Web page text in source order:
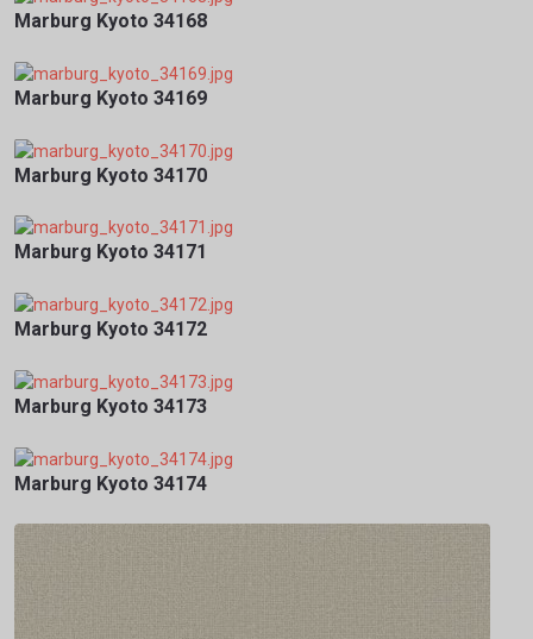
Marburg Kyoto 34168
Marburg Kyoto 34169
Marburg Kyoto 34170
Marburg Kyoto 34171
Marburg Kyoto 34172
Marburg Kyoto 34173
Marburg Kyoto 34174